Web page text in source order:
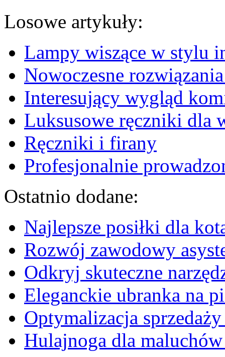
Losowe artykuły:
Lampy wiszące w stylu
Nowoczesne
Interesujący wygląd
Luksusowe ręczniki dla
Ręczniki i firany
Profesjonalnie
Ostatnio dodane:
Najlepsze posiłki dla
Rozwój zawodowy
Odkryj skuteczne
Eleganckie ubranka na
Optymalizacja
Hulajnoga dla maluchów